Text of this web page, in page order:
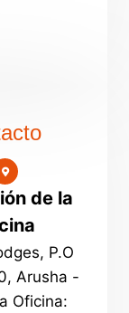
de la
P.O
Arusha -
Oficina: